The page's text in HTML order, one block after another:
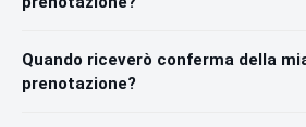
Quando riceverò conferma della
prenotazione?